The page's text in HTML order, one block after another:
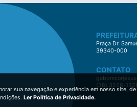
Praça Dr.
39340-000
CONTATO
(38) 3228-
sua navegação e experiência em nosso site,
Ler Política de Privacidade.